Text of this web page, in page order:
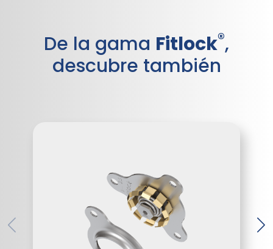
De la gama Fitlock®,
descubre también